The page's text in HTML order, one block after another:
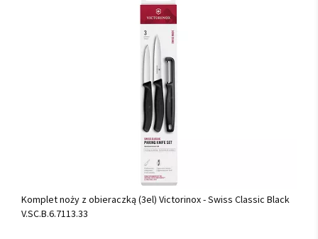
Komplet noży z obieraczką (3el) Victorinox - Swiss Classic Black
V.SC.B.6.7113.33